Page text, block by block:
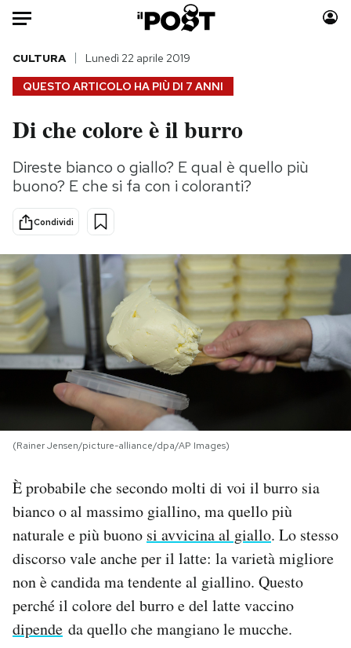
Auto
HOME
Italia
Politica
Internet
Economia
Sport
Moda
Consumismi
Europa
Altrecose
Mondiali calcio 2026
PODCAST
NEWSLETTER
I MIEI PREFERITI
SHOP
CALENDARIO
AREA PERSONALE
QUESTO ARTICOLO HA PIÙ DI 7 ANNI
CULTURA Lunedì 22 aprile 2019
Di che colore è il burro
Direste bianco o giallo? E qual è quello più
buono? E che si fa con i coloranti?
Condividi
(Rainer Jensen/picture-alliance/dpa/AP Images)
È probabile che secondo molti di voi il burro sia
bianco o al massimo giallino, ma quello più
naturale e più buono si avvicina al giallo. Lo stesso
discorso vale anche per il latte: la varietà migliore
non è candida ma tendente al giallino. Questo
perché il colore del burro e del latte vaccino
dipende da quello che mangiano le mucche.